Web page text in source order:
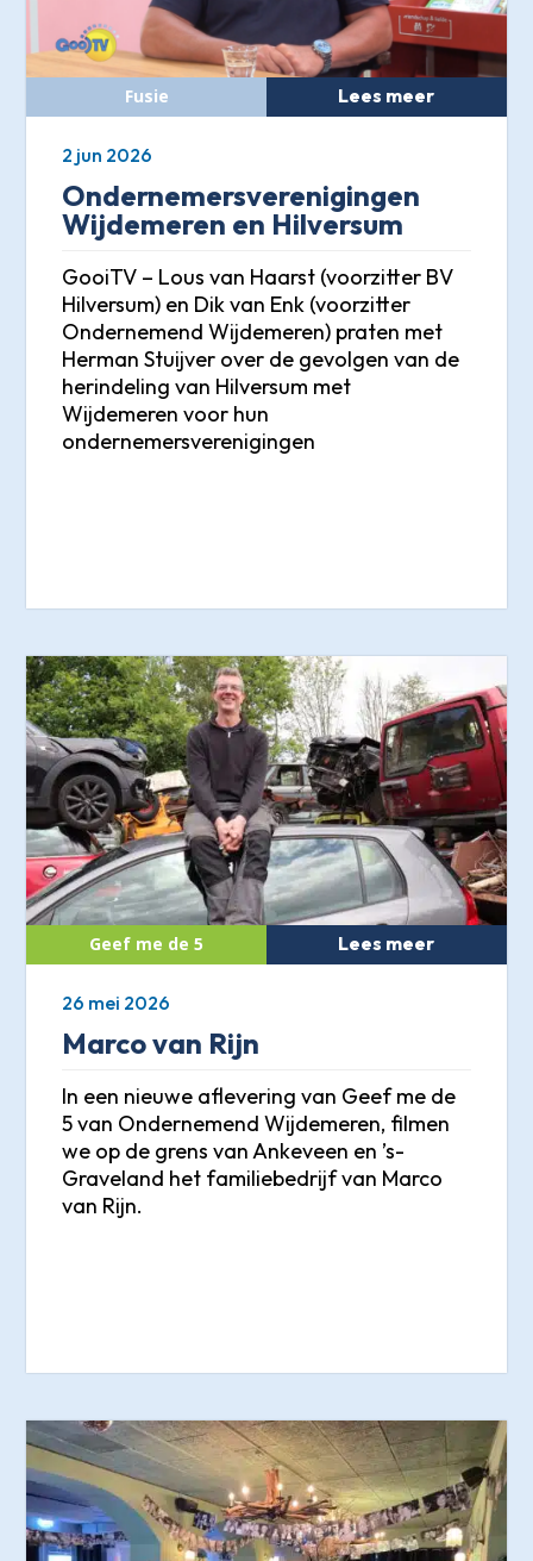
Ondernemersverenigingen
Wijdemeren en Hilversum
GooiTV – Lous van Haarst (voorzitter BV
Hilversum) en Dik van Enk (voorzitter
Ondernemend Wijdemeren) praten met
Herman Stuijver over de gevolgen van de
herindeling van Hilversum met
Wijdemeren voor hun
ondernemersverenigingen
Lees meer
2 jun 2026
Marco van Rijn
In een nieuwe aflevering van Geef me de
5 van Ondernemend Wijdemeren, filmen
we op de grens van Ankeveen en ’s-
Graveland het familiebedrijf van Marco
van Rijn.
Lees meer
26 mei 2026